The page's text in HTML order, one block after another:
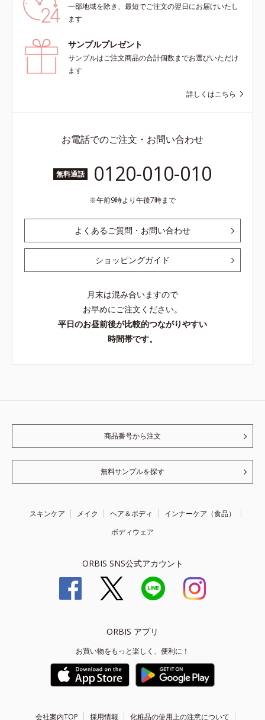
一部地域を除き、最短でご注文の翌日にお届けいたし
ます
サンプルプレゼント
サンプルはご注文商品の合計個数までお選びいただけ
ます
詳しくはこちら
お電話でのご注文・お問い合わせ
無料通話 0120-010-010
午前9時より午後7時まで
よくあるご質問・お問い合わせ
ショッピングガイド
月末は混み合いますので
お早めにご注文ください。
平日のお昼前後が比較的つながりやすい
時間帯です。
商品番号から注文
無料サンプルを探す
スキンケア メイク ヘア＆ボディ
インナーケア（食品）
ボディウェア
ORBIS SNS公式アカウント
ORBIS アプリ
お買い物をもっと楽しく、便利に！
会社案内TOP 採用情報 化粧品の使用上の注意について